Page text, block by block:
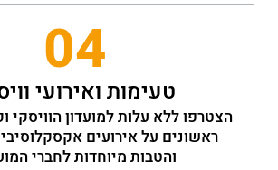
04
טעימות ואירועי
הצטרפו ללא עלות למועדון הוויסקי
ראשונים על אירועים
והטבות מיוחדות לחברי